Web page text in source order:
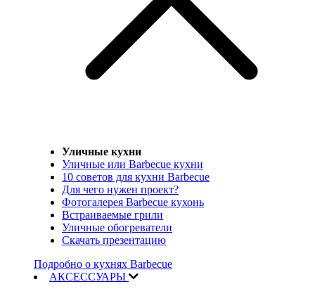
Уличные кухни
Уличные или Barbecue кухни
10 советов для кухни Barbecue
Для чего нужен проект?
Фотогалерея Barbecue кухонь
Встраиваемые грили
Уличные обогреватели
Скачать презентацию
Подробно о кухнях Barbecue
АКСЕССУАРЫ